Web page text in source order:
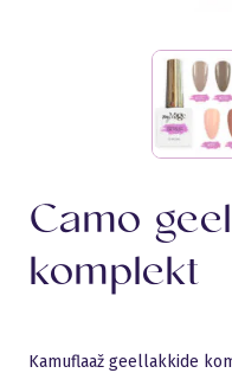
Camo
komplekt
Kamuflaaž geellakkide